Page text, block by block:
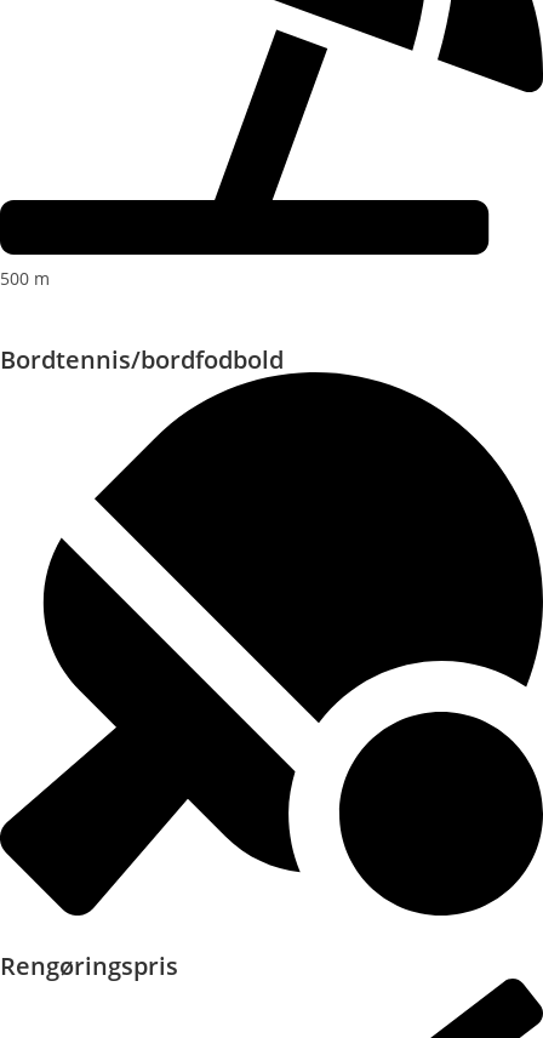
500 m
Bordtennis/bordfodbold
Rengøringspris